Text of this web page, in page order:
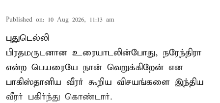
Published on: 10 Aug 2026, 11:13 am
புதுடெல்லி
பிரதமருடனான உரையாடலின்போது, நரேந்திரா
என்ற பெயரையே நான் வெறுக்கிறேன் என
பாகிஸ்தானிய வீரர் கூறிய விசயங்களை இந்திய
வீரர் பகிர்ந்து கொண்டார்.